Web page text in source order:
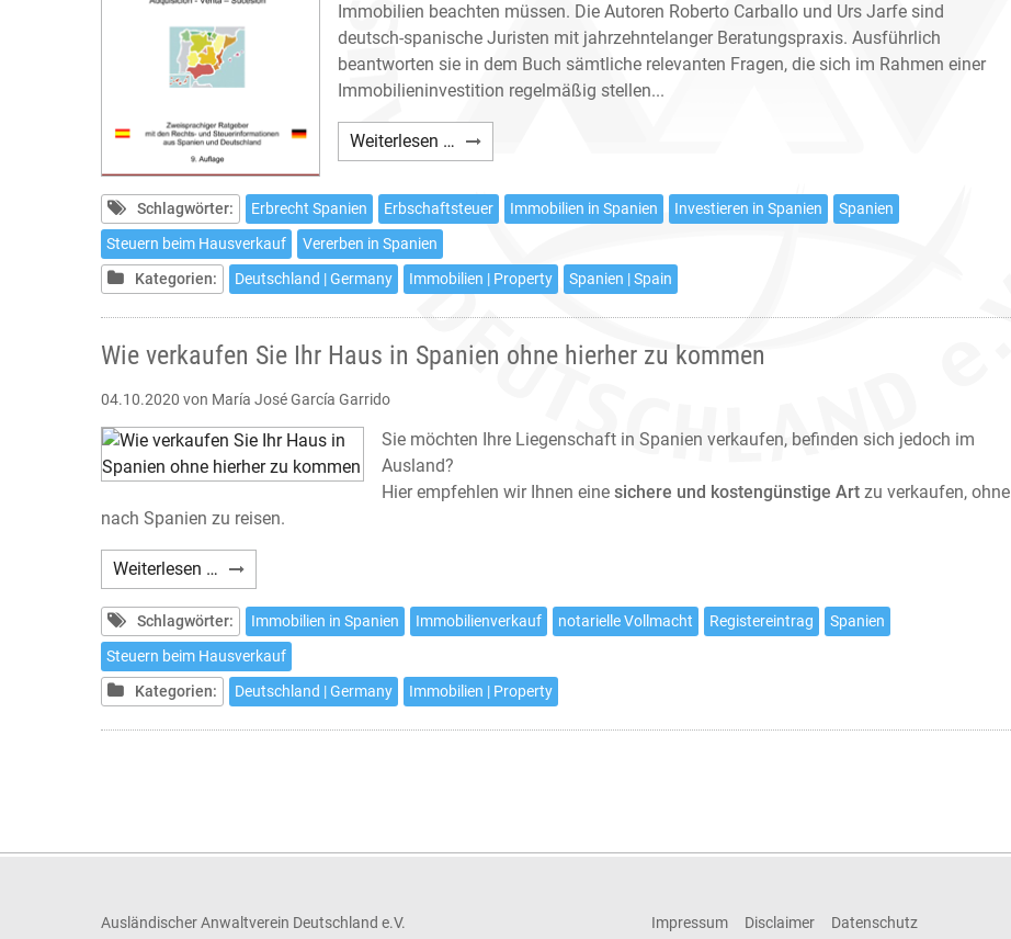
Immobilien beachten müssen. Die Autoren Roberto Carballo und Urs Jarfe sind
deutsch-spanische Juristen mit jahrzehntelanger Beratungspraxis. Ausführlich
beantworten sie in dem Buch sämtliche relevanten Fragen, die sich im Rahmen einer
Immobilieninvestition regelmäßig stellen...
Weiterlesen … Carballo/Hoffmann/Jarfe:
Immobilien
in
Spanien
Neunte
Auflage
Schlagwörter: Erbrecht Spanien Erbschaftsteuer Immobilien in Spanien Investieren in Spanien
Spanien
Steuern beim Hausverkauf
Vererben in Spanien
Kategorien:
Deutschland | Germany Immobilien | Property Spanien | Spain
Wie verkaufen Sie Ihr Haus in Spanien ohne hierher zu kommen
04.10.2020 von María José García Garrido
Sie möchten Ihre Liegenschaft in Spanien verkaufen, befinden sich jedoch im
Ausland?
Hier empfehlen wir Ihnen eine sichere und kostengünstige Art zu verkaufen, ohne
nach Spanien zu reisen.
Weiterlesen … Wie
verkaufen
Sie
Ihr
Haus
in
Spanien
Schlagwörter: Immobilien in Spanien Immobilienverkauf notarielle Vollmacht Registereintrag
Spanien
Steuern beim Hausverkauf
Kategorien:
Deutschland | Germany Immobilien | Property
Ausländischer Anwaltverein Deutschland e.V.
Impressum Disclaimer Datenschutz